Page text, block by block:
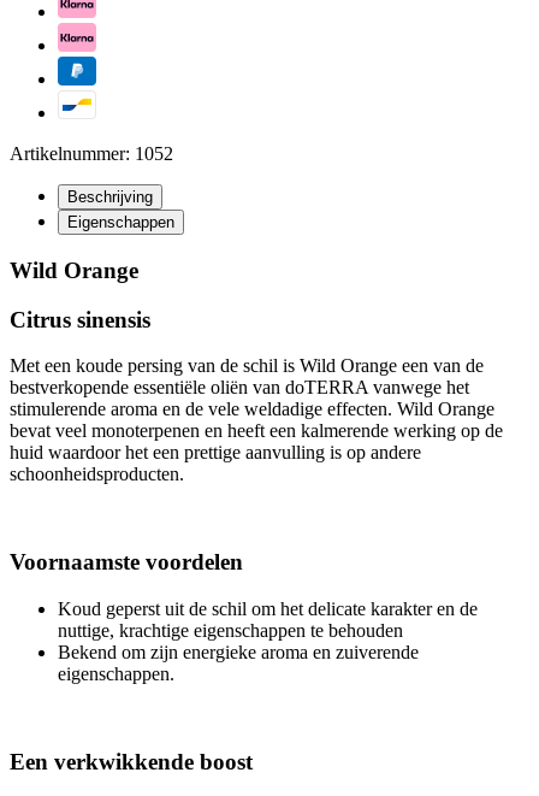
Artikelnummer: 1052
Beschrijving
Eigenschappen
Wild Orange
Citrus sinensis
Met een koude persing van de schil is Wild Orange een van de
bestverkopende essentiële oliën van doTERRA vanwege het
stimulerende aroma en de vele weldadige effecten. Wild Orange
bevat veel monoterpenen en heeft een kalmerende werking op de
huid waardoor het een prettige aanvulling is op andere
schoonheidsproducten.
Voornaamste voordelen
Koud geperst uit de schil om het delicate karakter en de
nuttige, krachtige eigenschappen te behouden
Bekend om zijn energieke aroma en zuiverende
eigenschappen.
Een verkwikkende boost